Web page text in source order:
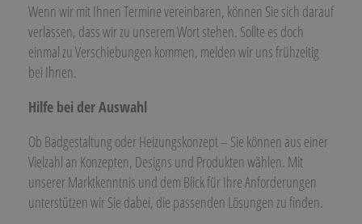
Wenn wir mit Ihnen Termine vereinbaren, können Sie sich darauf
verlassen, dass wir zu unserem Wort stehen. Sollte es doch
einmal zu Verschiebungen kommen, melden wir uns frühzeitig
bei Ihnen.
Hilfe bei der Auswahl
Ob Badgestaltung oder Heizungskonzept – Sie können aus einer
Vielzahl an Konzepten, Designs und Produkten wählen. Mit
unserer Marktkenntnis und dem Blick für Ihre Anforderungen
unterstützen wir Sie dabei, die passenden Lösungen zu finden.